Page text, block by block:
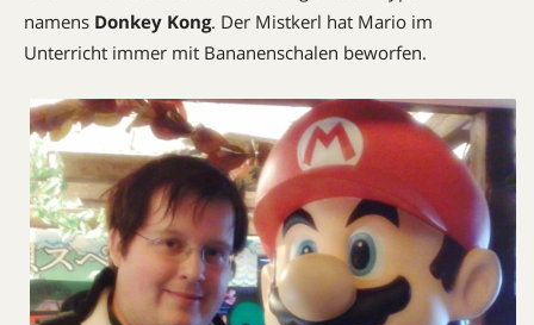
namens Donkey Kong. Der Mistkerl hat Mario im
Unterricht immer mit Bananenschalen beworfen.